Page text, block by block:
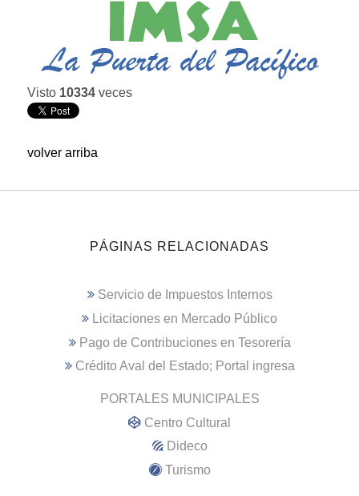
Visto 10334 veces
volver arriba
PÁGINAS RELACIONADAS
Servicio de Impuestos Internos
Licitaciones en Mercado Público
Pago de Contribuciones en Tesorería
Crédito Aval del Estado; Portal ingresa
PORTALES MUNICIPALES
Centro Cultural
Dideco
Turismo